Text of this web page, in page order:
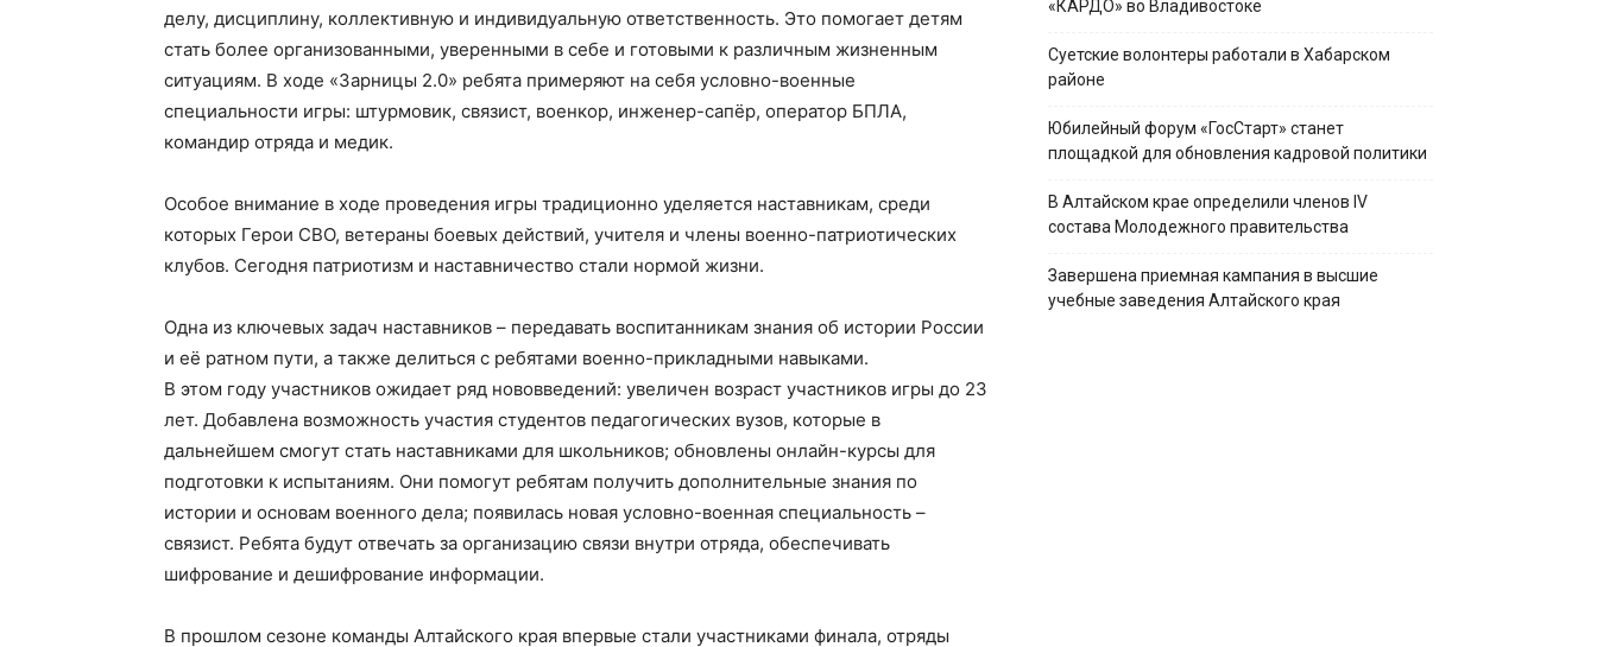
делу, дисциплину, коллективную и индивидуальную ответственность. Это помогает детям
стать более организованными, уверенными в себе и готовыми к различным жизненным
ситуациям. В ходе «Зарницы 2.0» ребята примеряют на себя условно-военные
специальности игры: штурмовик, связист, военкор, инженер-сапёр, оператор БПЛА,
командир отряда и медик.
Особое внимание в ходе проведения игры традиционно уделяется наставникам, среди
которых Герои СВО, ветераны боевых действий, учителя и члены военно-патриотических
клубов. Сегодня патриотизм и наставничество стали нормой жизни.
Одна из ключевых задач наставников – передавать воспитанникам знания об истории России
и её ратном пути, а также делиться с ребятами военно-прикладными навыками.
В этом году участников ожидает ряд нововведений: увеличен возраст участников игры до 23
лет. Добавлена возможность участия студентов педагогических вузов, которые в
дальнейшем смогут стать наставниками для школьников; обновлены онлайн-курсы для
подготовки к испытаниям. Они помогут ребятам получить дополнительные знания по
истории и основам военного дела; появилась новая условно-военная специальность –
связист. Ребята будут отвечать за организацию связи внутри отряда, обеспечивать
шифрование и дешифрование информации.
В прошлом сезоне команды Алтайского края впервые стали участниками финала, отряды
«КАРДО» во Владивостоке
Суетские волонтеры работали в Хабарском
районе
Юбилейный форум «ГосСтарт» станет
площадкой для обновления кадровой политики
В Алтайском крае определили членов IV
состава Молодежного правительства
Завершена приемная кампания в высшие
учебные заведения Алтайского края